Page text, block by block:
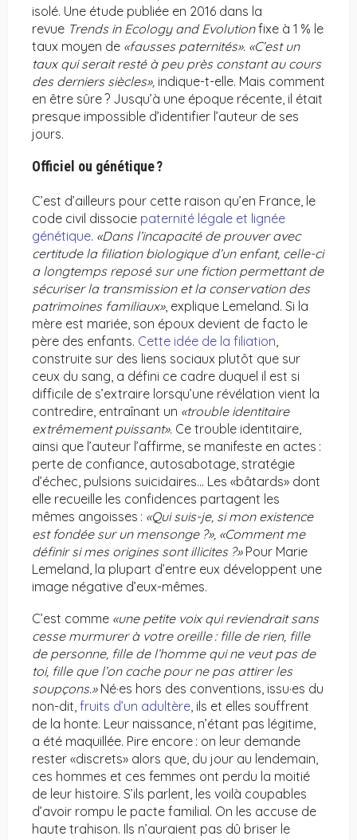
isolé. Une étude publiée en 2016 dans la
revue Trends in Ecology and Evolutionfixe à 1 % le
taux moyen de «fausses paternités». «C’est un
taux qui serait resté à peu près constant au cours
des derniers siècles», indique-t-elle. Mais comment
en être sûre ? Jusqu’à une époque récente, il était
presque impossible d’identifier l’auteur de ses
jours.
Officiel ou génétique ?
C’est d’ailleurs pour cette raison qu’en France, le
code civil dissocie paternité légale et lignée
génétique. «Dans l’incapacité de prouver avec
certitude la filiation biologique d’un enfant, celle-ci
a longtemps reposé sur une fiction permettant de
sécuriser la transmission et la conservation des
patrimoines familiaux», explique Lemeland. Si la
mère est mariée, son époux devient de facto le
père des enfants. Cette idée de la filiation,
construite sur des liens sociaux plutôt que sur
ceux du sang, a défini ce cadre duquel il est si
difficile de s’extraire lorsqu’une révélation vient la
contredire, entraînant un «trouble identitaire
extrêmement puissant». Ce trouble identitaire,
ainsi que l’auteur l’affirme, se manifeste en actes :
perte de confiance, autosabotage, stratégie
d’échec, pulsions suicidaires… Les «bâtards» dont
elle recueille les confidences partagent les
mêmes angoisses : «Qui suis-je, si mon existence
est fondée sur un mensonge ?», «Comment me
définir si mes origines sont illicites ?»Pour Marie
Lemeland, la plupart d’entre eux développent une
image négative d’eux-mêmes.
C’est comme «une petite voix qui reviendrait sans
cesse murmurer à votre oreille : fille de rien, fille
de personne, fille de l’homme qui ne veut pas de
toi, fille que l’on cache pour ne pas attirer les
soupçons.»Né·es hors des conventions, issu·es du
non-dit, fruits d’un adultère, ils et elles souffrent
de la honte. Leur naissance, n’étant pas légitime,
a été maquillée. Pire encore : on leur demande
rester «discrets» alors que, du jour au lendemain,
ces hommes et ces femmes ont perdu la moitié
de leur histoire. S’ils parlent, les voilà coupables
d’avoir rompu le pacte familial. On les accuse de
haute trahison. Ils n’auraient pas dû briser le